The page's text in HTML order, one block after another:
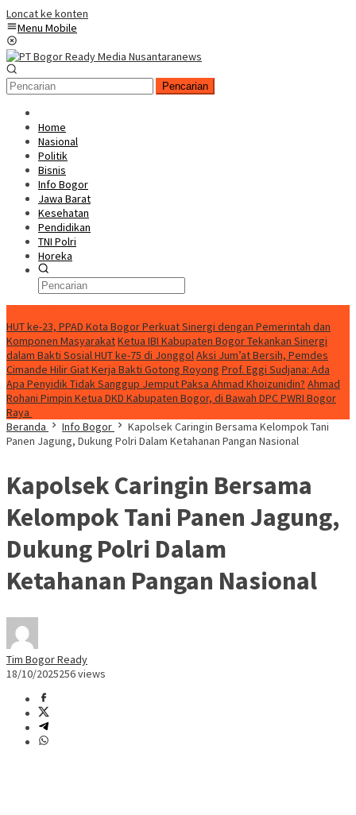
Loncat ke konten
Menu Mobile
Pencarian
Home
Nasional
Politik
Bisnis
Info Bogor
Jawa Barat
Kesehatan
Pendidikan
TNI Polri
Horeka
HUT ke-23, PPAD Kota Bogor Perkuat Sinergi dengan Pemerintah dan
Komponen MasyarakatKetua IBI Kabupaten Bogor Tekankan Sinergi
dalam Bakti Sosial HUT ke-75 di JonggolAksi Jum’at Bersih, Pemdes
Cimande Hilir Giat Kerja Bakti Gotong Royong Prof. Eggi Sudjana: Ada
Apa Penyidik Tidak Sanggup Jemput Paksa Ahmad Khoizunidin? Ahmad
Rohani Pimpin Ketua DKD Kabupaten Bogor, di Bawah DPC PWRI Bogor
Raya
Beranda
Info Bogor
Kapolsek Caringin Bersama Kelompok Tani
Panen Jagung, Dukung Polri Dalam Ketahanan Pangan Nasional
Kapolsek Caringin Bersama
Kelompok Tani Panen Jagung,
Dukung Polri Dalam
Ketahanan Pangan Nasional
Tim Bogor Ready
18/10/2025256 views